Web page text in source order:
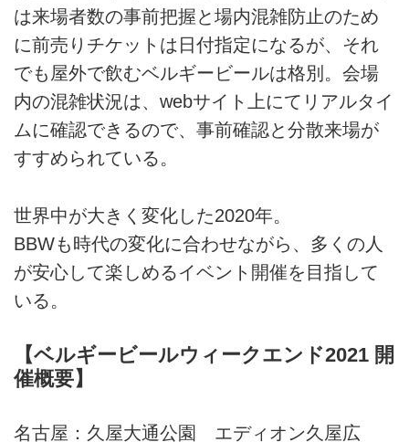
は来場者数の事前把握と場内混雑防止のため
に前売りチケットは日付指定になるが、それ
でも屋外で飲むベルギービールは格別。会場
内の混雑状況は、webサイト上にてリアルタイ
ムに確認できるので、事前確認と分散来場が
すすめられている。
世界中が大きく変化した2020年。
BBWも時代の変化に合わせながら、多くの人
が安心して楽しめるイベント開催を目指して
いる。
【ベルギービールウィークエンド2021 開
催概要】
名古屋：久屋大通公園 エディオン久屋広